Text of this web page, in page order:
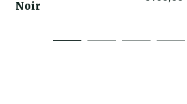
Noir